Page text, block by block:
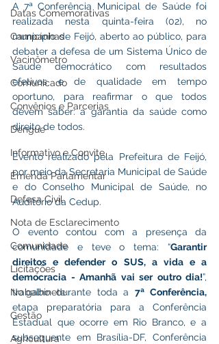
Datas Comemorativas
Campanhas
Vacinômetro
Comunicado
Convênios e Parcerias
Dengue
Informativo e Convite
Emenda Parlamentar
Defesa Civil
Nota de Esclarecimento
Comunidade
Licitações
No gabinete
Gestão
Agricultura
A 7ª Conferência Municipal de Saúde foi
realizada nesta quinta-feira (02), no
município de Feijó, aberto ao público, para
debater a defesa de um Sistema Único de
Saúde democrático com resultados
efetivos e de qualidade em tempo
oportuno, para reafirmar o que todos
devem saber: a garantia da saúde como
direito de todos.
Evento realizado pela Prefeitura de Feijó,
por meio da Secretaria Municipal de Saúde
e do Conselho Municipal de Saúde, no
Auditório da Cedup.
O evento contou com a presença da
comunidade e teve o tema: “Garantir
direitos e defender o SUS, a vida e a
democracia - Amanhã vai ser outro dia!”,
trabalho durante toda a
etapa preparatória para a Conferência
Estadual que ocorre em Rio Branco, e a
subsequente em Brasília-DF, Conferência